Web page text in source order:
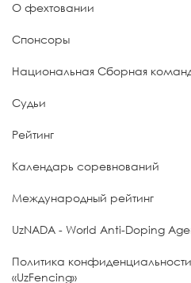
О фехтовании
Спонсоры
Национальная Сборная
Судьи
Рейтинг
Календарь соревнований
Международный рейтинг
UzNADA - World Anti-Doping
Политика
«UzFencing»